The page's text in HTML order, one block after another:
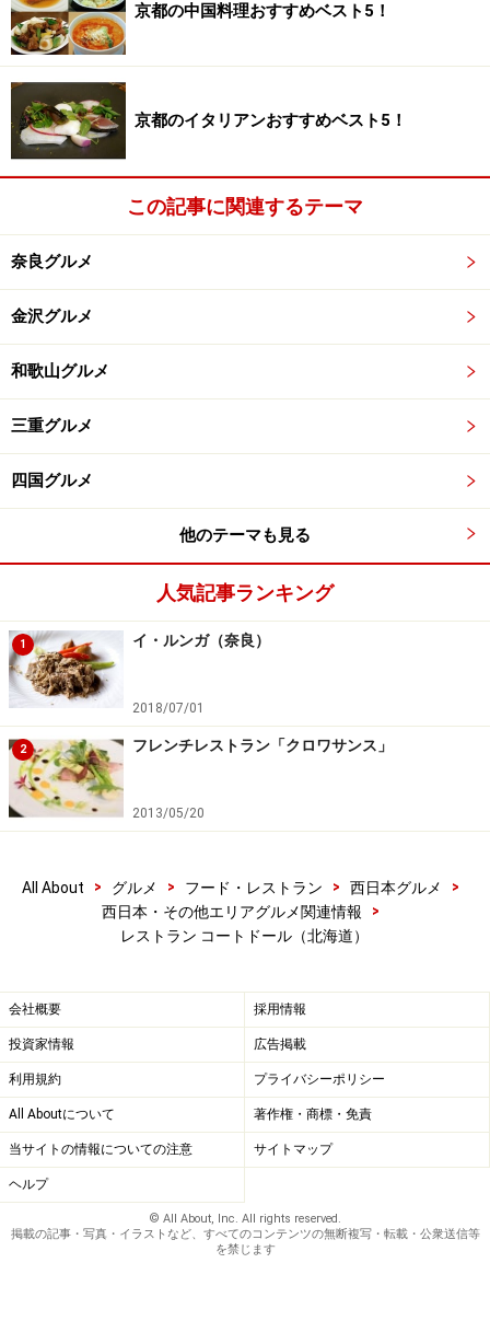
京都の中国料理おすすめベスト5！
京都のイタリアンおすすめベスト5！
この記事に関連するテーマ
奈良グルメ
金沢グルメ
和歌山グルメ
三重グルメ
四国グルメ
他のテーマも見る
人気記事ランキング
1 イ・ルンガ（奈良）
2018/07/01
2 フレンチレストラン「クロワサンス」
2013/05/20
All About > グルメ > フード・レストラン > 西日本グルメ
>
西日本・その他エリアグルメ関連情報
>
レストラン コートドール（北海道）
会社概要 採用情報
投資家情報 広告掲載
利用規約 プライバシーポリシー
All Aboutについて 著作権・商標・免責
当サイトの情報についての注意 サイトマップ
ヘルプ
© All About, Inc. All rights reserved.
掲載の記事・写真・イラストなど、すべてのコンテンツの無断複写・転載・公衆送信等
を禁じます